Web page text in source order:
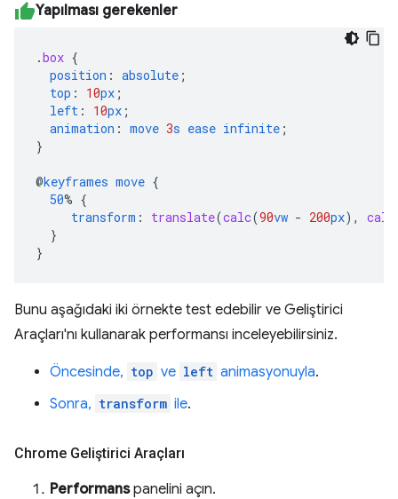
Yapılması gerekenler
.box {
position : absolute ;
top : 10px ;
left : 10px ;
animation : move 3s ease infinite ;
}
@keyframes move {
50% {
transform : translate(calc(90vw - 200px), calc
}
}
Bunu aşağıdaki iki örnekte test edebilir ve Geliştirici
Araçları'nı kullanarak performansı inceleyebilirsiniz.
Öncesinde, top ve left animasyonuyla.
Sonra, transform ile.
Chrome Geliştirici Araçları
Performanspanelini açın.